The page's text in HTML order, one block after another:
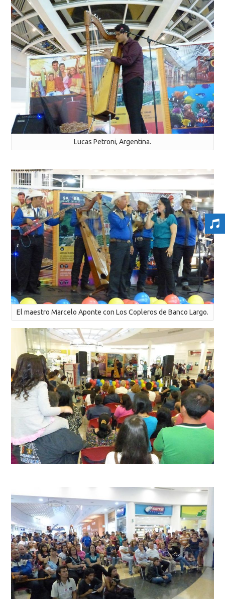
Lucas Petroni, Argentina.
El maestro Marcelo Aponte con Los Copleros de Banco Largo.